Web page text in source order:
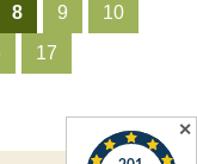
8 9
10
17
✕